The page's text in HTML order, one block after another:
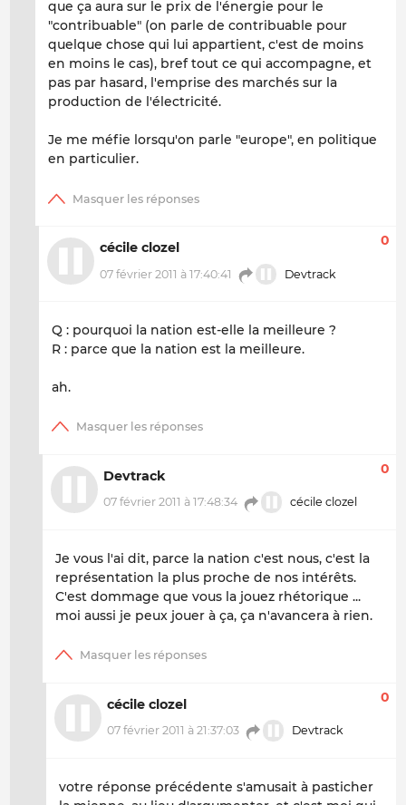
que ça aura sur le prix de l'énergie pour le
"contribuable" (on parle de contribuable pour
quelque chose qui lui appartient, c'est de moins
en moins le cas), bref tout ce qui accompagne, et
pas par hasard, l'emprise des marchés sur la
production de l'électricité.
Je me méfie lorsqu'on parle "europe", en politique
en particulier.
cécile clozel
07 février 2011 à 17:40:41 Devtrack
0
Q : pourquoi la nation est-elle la meilleure ?
R : parce que la nation est la meilleure.
ah.
Devtrack
07 février 2011 à 17:48:34 cécile clozel
0
Je vous l'ai dit, parce la nation c'est nous, c'est la
représentation la plus proche de nos intérêts.
C'est dommage que vous la jouez rhétorique ...
moi aussi je peux jouer à ça, ça n'avancera à rien.
cécile clozel
07 février 2011 à 21:37:03 Devtrack
0
votre réponse précédente s'amusait à pasticher